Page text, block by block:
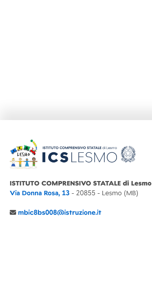
ISTITUTO COMPRENSIVO STATALE di Lesmo
Via Donna Rosa, 13 - 20855 - Lesmo (MB)
mbic8bs008@istruzione.it